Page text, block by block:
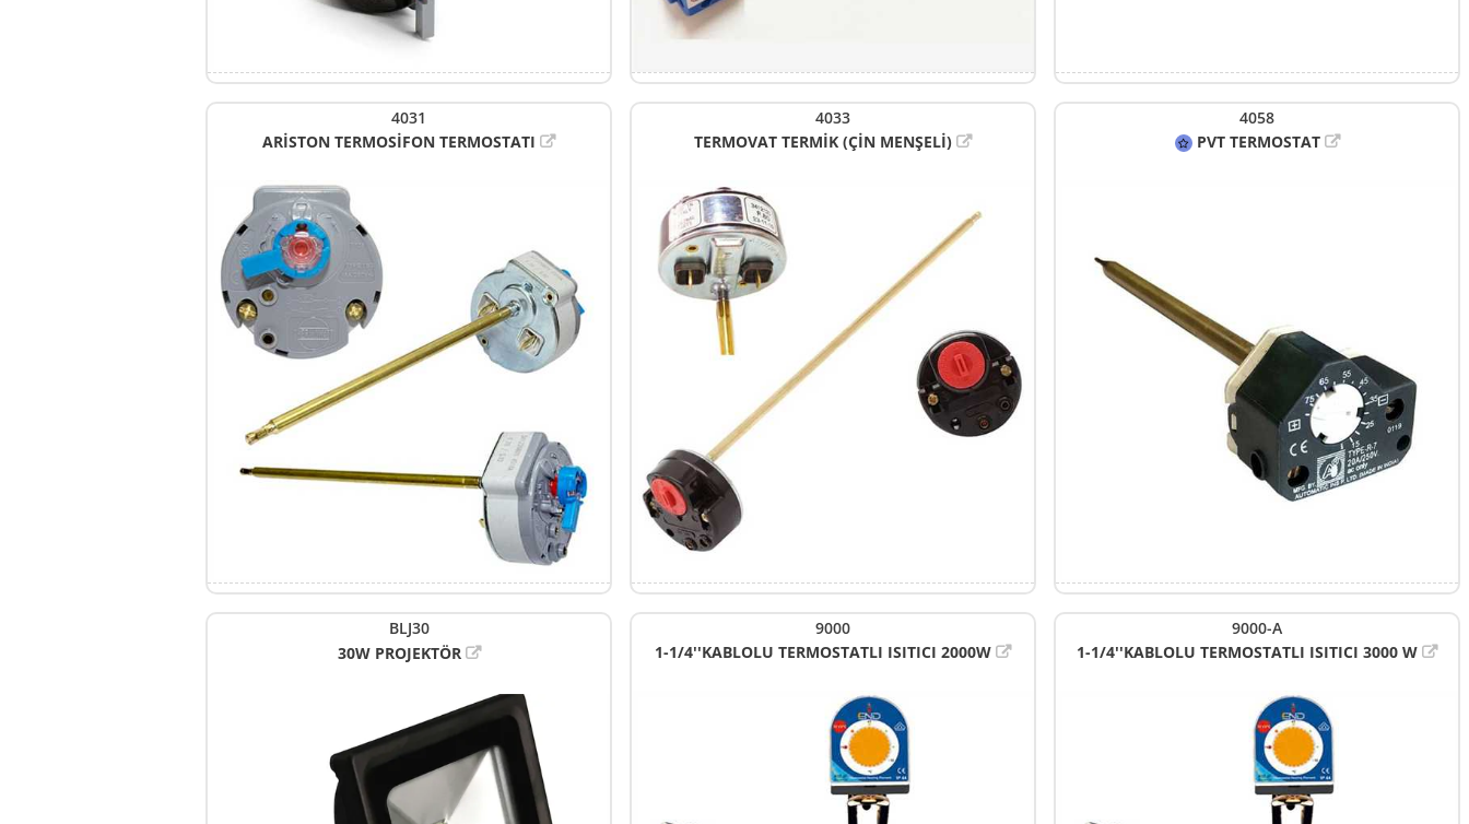
4031
ARİSTON TERMOSİFON TERMOSTATI
4033
TERMOVAT TERMİK (ÇİN MENŞELİ)
4058
PVT TERMOSTAT
BLJ30
30W PROJEKTÖR
9000
1-1/4''KABLOLU TERMOSTATLI ISITICI 2000W
9000-A
1-1/4''KABLOLU TERMOSTATLI ISITICI 3000 W